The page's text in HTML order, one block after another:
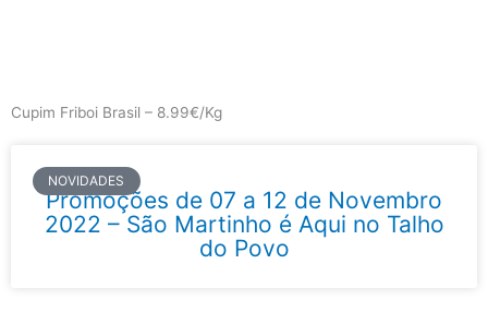
Cupim Friboi Brasil – 8.99€/Kg
NOVIDADES
Promoções de 07 a 12 de Novembro
2022 – São Martinho é Aqui no Talho
do Povo